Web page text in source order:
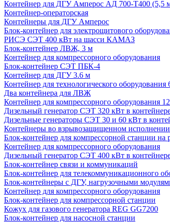
Контейнер для ДГУ Амперос АД 700-Т400 (5,5
Контейнер-операторская
Контейнеры для ДГУ Амперос
Блок-контейнер для электрощитового
РИСЭ СЭТ 400 кВт на шасси КАМАЗ
Блок-контейнер ЛВЖ, 3 м
Контейнер для компрессорного оборудования
Блок-контейнер СЭТ ПБК-4
Контейнер для ДГУ 3.6 м
Контейнер для технологического оборудования
Два контейнера для ЛВЖ
Контейнер для компрессорного оборудования
Дизельный генератор СЭТ 320 кВт в
Дизельные генераторы СЭТ 30 и 60 кВт в
Контейнеры во взрывозащищенном
Блок-контейнер для компрессорной станции на
Контейнер для компрессорного оборудования
Дизельный генератор СЭТ 400 кВт в
Блок-контейнер связи и коммуникаций
Блок-контейнер для телекоммуникационного
Блок-контейнеры с ДГУ, нагрузочными
Контейнер для компрессорного оборудования
Блок-контейнер для компрессорной станции
Кожух для газового генератора REG GG7200
Блок-контейнер для насосной станции